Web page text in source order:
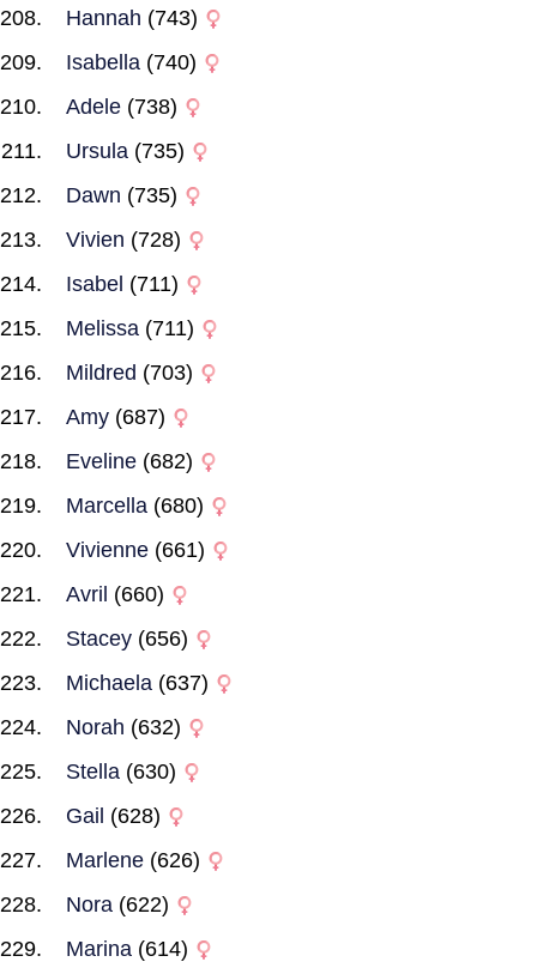
Hannah (743)
Isabella (740)
Adele (738)
Ursula (735)
Dawn (735)
Vivien (728)
Isabel (711)
Melissa (711)
Mildred (703)
Amy (687)
Eveline (682)
Marcella (680)
Vivienne (661)
Avril (660)
Stacey (656)
Michaela (637)
Norah (632)
Stella (630)
Gail (628)
Marlene (626)
Nora (622)
Marina (614)